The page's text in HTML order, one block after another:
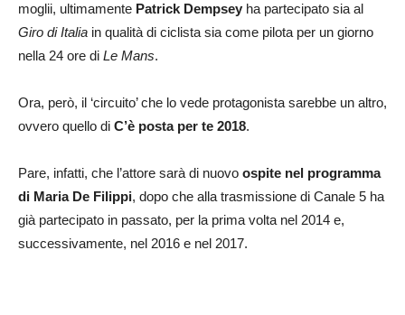
moglii, ultimamente Patrick Dempsey ha partecipato sia al
Giro di Italia in qualità di ciclista sia come pilota per un giorno
nella 24 ore di Le Mans.
Ora, però, il ‘circuito’ che lo vede protagonista sarebbe un altro,
ovvero quello di C’è posta per te 2018.
Pare, infatti, che l’attore sarà di nuovo ospite nel programma
di Maria De Filippi, dopo che alla trasmissione di Canale 5 ha
già partecipato in passato, per la prima volta nel 2014 e,
successivamente, nel 2016 e nel 2017.